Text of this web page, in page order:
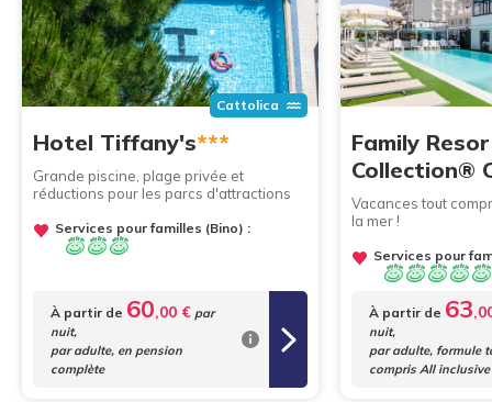
Cattolica
Hotel Tiffany's***
Grande piscine, plage privée et
réductions pour les parcs d'attractions
Services pour familles (Bino) :
À partir de 60,00 € par
nuit,
par adulte, en pension
complète
Family
Collection®
Vacances tout
la mer !
Services pour
À partir de 63
nuit,
par adulte, formule
compris All inclusive